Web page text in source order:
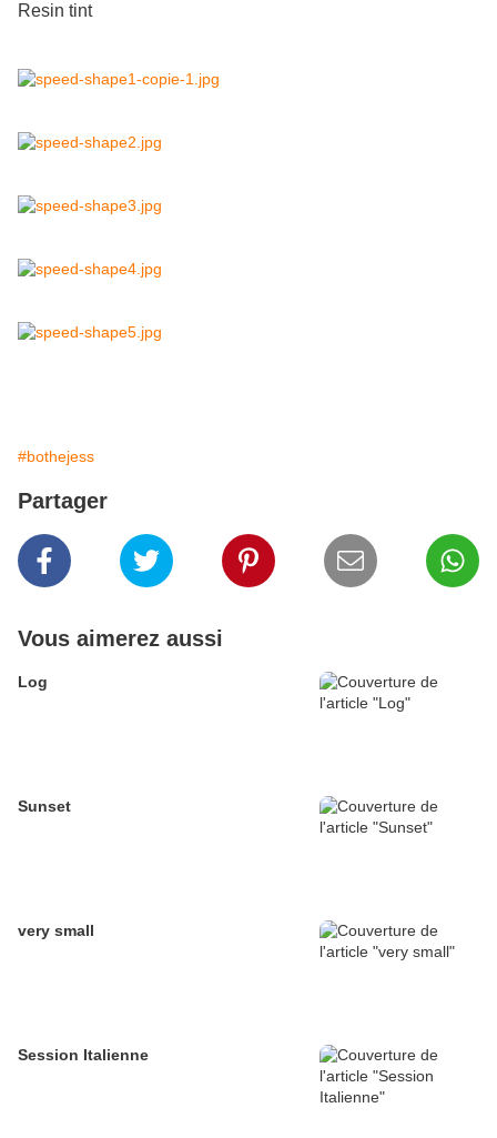
Resin tint
#bothejess
Partager
Vous aimerez aussi
Log
Sunset
very small
Session Italienne